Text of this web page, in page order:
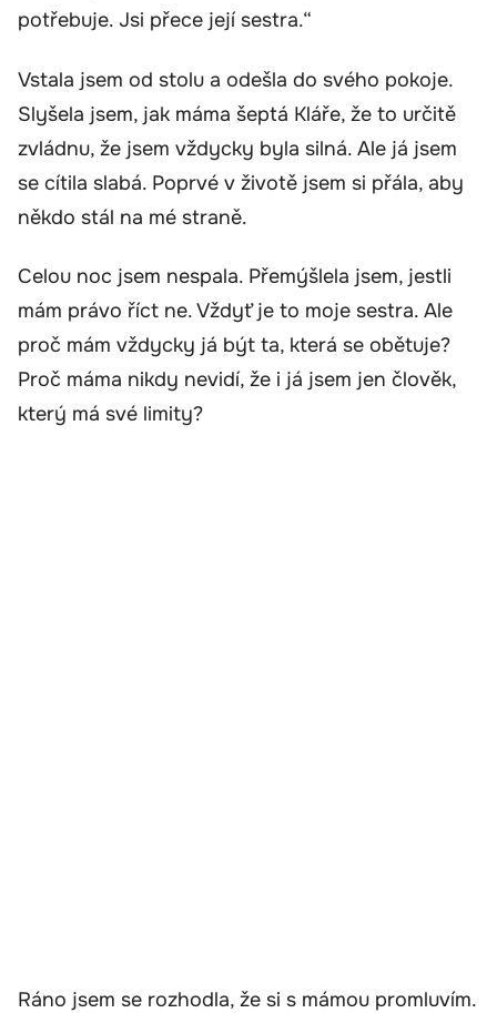
potřebuje. Jsi přece její sestra.“
Vstala jsem od stolu a odešla do svého pokoje.
Slyšela jsem, jak máma šeptá Kláře, že to určitě
zvládnu, že jsem vždycky byla silná. Ale já jsem
se cítila slabá. Poprvé v životě jsem si přála, aby
někdo stál na mé straně.
Celou noc jsem nespala. Přemýšlela jsem, jestli
mám právo říct ne. Vždyť je to moje sestra. Ale
proč mám vždycky já být ta, která se obětuje?
Proč máma nikdy nevidí, že i já jsem jen člověk,
který má své limity?
Ráno jsem se rozhodla, že si s mámou promluvím.